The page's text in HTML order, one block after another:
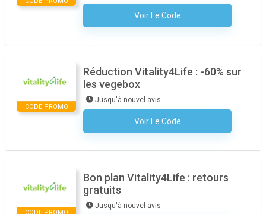
Voir Le Code
Aucun Code N'est Nécessaire
CODE PROMO
Réduction Vitality4Life : -60% sur
les vegebox
Jusqu'à nouvel avis
Voir Le Code
Aucun Code N'est Nécessaire
Bon plan Vitality4Life : retours
gratuits
Jusqu'à nouvel avis